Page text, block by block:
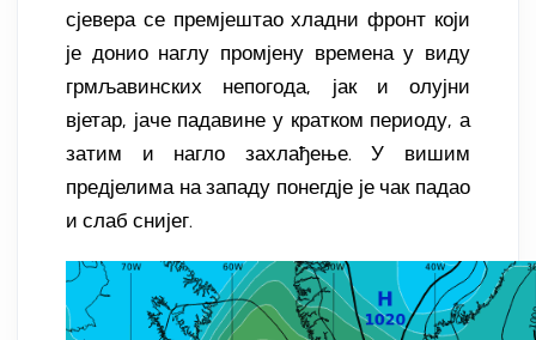
сјевера се премјештао хладни фронт који
је донио наглу промјену времена у виду
грмљавинских непогода, јак и олујни
вјетар, јаче падавине у кратком периоду, а
затим и нагло захлађење. У вишим
предјелима на западу понегдје је чак падао
и слаб снијег.